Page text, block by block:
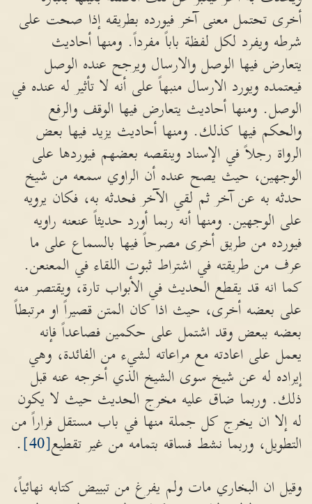
أخرى تحتمل معنى آخر فيورده بطريقه إذا صحت على
شرطه ويفرد لكل لفظة باباً مفرداً. ومنها أحاديث
يتعارض فيها الوصل والارسال ويرجح عنده الوصل
فيعتمده ويورد الارسال منبهاً على أنه لا تأثير له عنده في
الوصل. ومنها أحاديث يتعارض فيها الوقف والرفع
والحكم فيها كذلك. ومنها أحاديث يزيد فيها بعض
الرواة رجلاً في الإسناد وينقصه بعضهم فيوردها على
الوجهين، حيث يصح عنده أن الراوي سمعه من شيخ
حدثه به عن آخر ثم لقي الآخر فحدثه به، فكان يرويه
على الوجهين. ومنها أنه ربما أورد حديثاً عنعنه راويه
فيورده من طريق أخرى مصرحاً فيها بالسماع على ما
عرف من طريقته في اشتراط ثبوت اللقاء في المعنعن.
كما انه قد يقطع الحديث في الأبواب تارة، ويقتصر منه
على بعضه أخرى، حيث اذا كان المتن قصيراً او مرتبطاً
بعضه ببعض وقد اشتمل على حكمين فصاعداً فإنه
يعمل على اعادته مع مراعاته لشيء من الفائدة، وهي
إيراده له عن شيخ سوى الشيخ الذي أخرجه عنه قبل
ذلك. وربما ضاق عليه مخرج الحديث حيث لا يكون
له إلا ان يخرج كل جملة منها في باب مستقل فراراً من
التطويل، وربما نشط فساقه بتمامه من غير تقطيع[40]
.
وقيل ان البخاري مات ولم يفرغ من تبييض كتابه نهائياً،